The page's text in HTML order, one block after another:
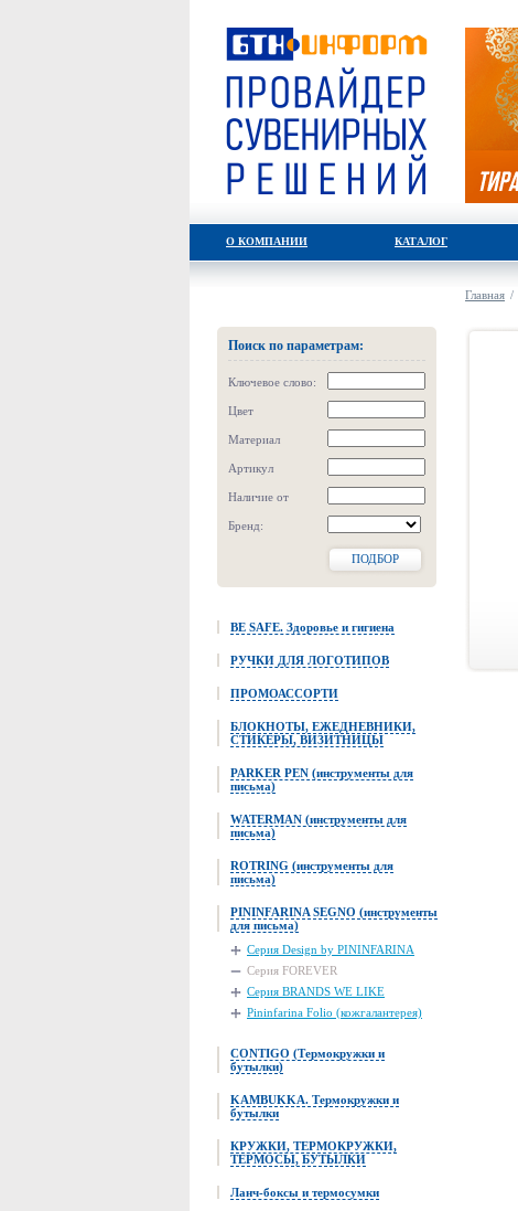
О КОМПАНИИ КАТАЛОГ
Поиск по параметрам:
Ключевое слово:
Цвет
Материал
Артикул
Наличие от
Бренд:
ПОДБОР
BE SAFE. Здоровье и гигиена
РУЧКИ ДЛЯ ЛОГОТИПОВ
ПРОМОАССОРТИ
БЛОКНОТЫ, ЕЖЕДНЕВНИКИ,
СТИКЕРЫ, ВИЗИТНИЦЫ
PARKER PEN (инструменты для
письма)
WATERMAN (инструменты для
письма)
ROTRING (инструменты для
письма)
PININFARINA SEGNO (инструменты
для письма)
Серия Design by PININFARINA
Серия FOREVER
Серия BRANDS WE LIKE
Pininfarina Folio (кожгалантерея)
CONTIGO (Термокружки и
бутылки)
KAMBUKKA. Термокружки и
бутылки
КРУЖКИ, ТЕРМОКРУЖКИ,
ТЕРМОСЫ, БУТЫЛКИ
Ланч-боксы и термосумки
Главная /